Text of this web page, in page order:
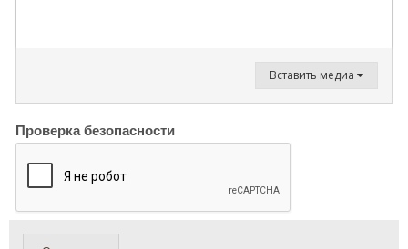
Вставить медиа
Проверка безопасности